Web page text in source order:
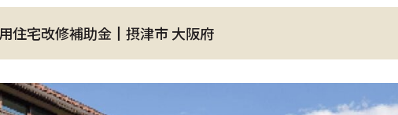
住宅改修補助金┃摂津市 大阪府